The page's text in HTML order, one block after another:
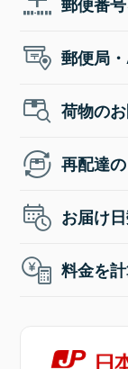
郵便局
荷物の
再配達
お届け
料金を